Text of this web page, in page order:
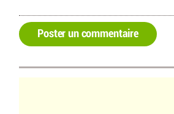
Poster un commentaire